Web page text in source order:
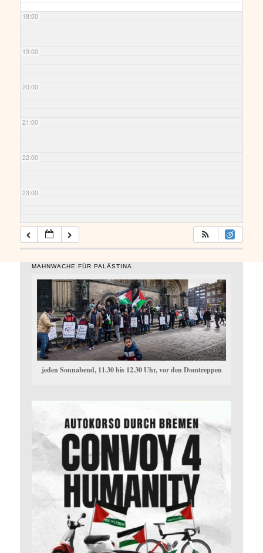
18:00
19:00
20:00
21:00
22:00
23:00
MAHNWACHE FÜR PALÄSTINA
jeden Sonnabend, 11.30 bis 12.30 Uhr, vor den Domtreppen